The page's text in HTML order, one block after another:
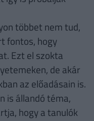
többet nem tud,
fontos, hogy
Ezt el szokta
de akár
az előadásain is.
is állandó téma,
hogy a tanulók